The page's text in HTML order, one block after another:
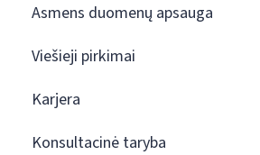
Asmens duomenų apsauga
Viešieji pirkimai
Karjera
Konsultacinė taryba